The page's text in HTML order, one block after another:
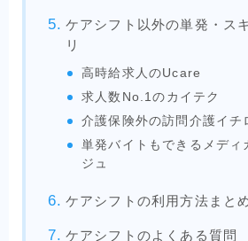
ケアシフト以外の単発・ス
リ
高時給求人のUcare
求人数No.1のカイテク
介護保険外の訪問介護イチ
単発バイトもできるメディ
ジュ
ケアシフトの利用方法まと
ケアシフトのよくある質問